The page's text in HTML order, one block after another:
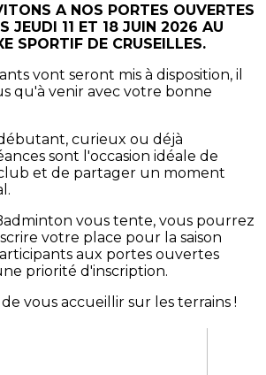
A NOS PORTES OUVERTES
JEUDI 11 ET 18 JUIN 2026 AU
SPORTIF DE CRUSEILLES.
vont seront mis à disposition, il
qu'à venir avec votre bonne
curieux ou déjà
sont l'occasion idéale de
et de partager un moment
vous tente, vous pourrez
votre place pour la saison
aux portes ouvertes
priorité d'inscription.
vous accueillir sur les terrains !